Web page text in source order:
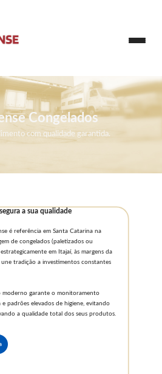
Congelados
com qualidade garantida.
a sua qualidade
é referência em Santa Catarina na
de congelados (paletizados ou
em Itajaí, às margens da
une tradição a investimentos constantes
moderno garante o monitoramento
padrões elevados de higiene, evitando
a qualidade total dos seus produtos.